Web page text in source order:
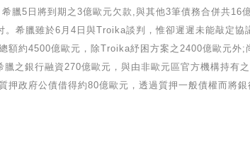
臘5日將到期之3億歐元欠款,與其他3筆債務合併共16
希臘雖於6月4日與Troika談判，惟卻遲遲未能敲定
額約4500億歐元，除Troika紓困方案之2400億歐元外
之銀行融資270億歐元，與由非歐元區官方機構持有
政府公債借得約80億歐元，透過質押一般債權而將